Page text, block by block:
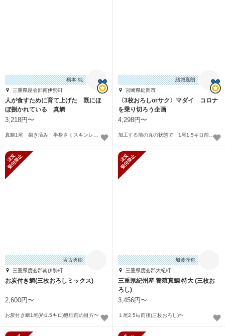
橋本 純
三重県度会郡南伊勢町
人が食すために育て上げた 既にほ
ぼ捌かれている 真鯛
3,218円〜
結城嘉朗
宮崎県延岡市
〈3枚おろしorサク〉マダイ コロナ
を乗り切ろう企画
4,298円〜
加工する前の丸の状態で 1尾1.5キロ前後〜
舌古勇樹
三重県度会郡南伊勢町
お炭付き鯛(三枚おろしミックス)
2,600円〜
お炭付き鯛1尾(約1.5キロ)処理前の目方〜
加藤淳也
三重県度会郡大紀町
三重県紀州産 養殖真鯛 特大 (三枚お
ろし)
3,456円〜
１尾2.5㎏前後(三枚おろし)〜